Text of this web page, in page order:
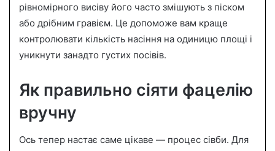
рівномірного висіву його часто змішують з піском
або дрібним гравієм. Це допоможе вам краще
контролювати кількість насіння на одиницю площі і
уникнути занадто густих посівів.
Як правильно сіяти фацелію
вручну
Ось тепер настає саме цікаве — процес сівби. Для